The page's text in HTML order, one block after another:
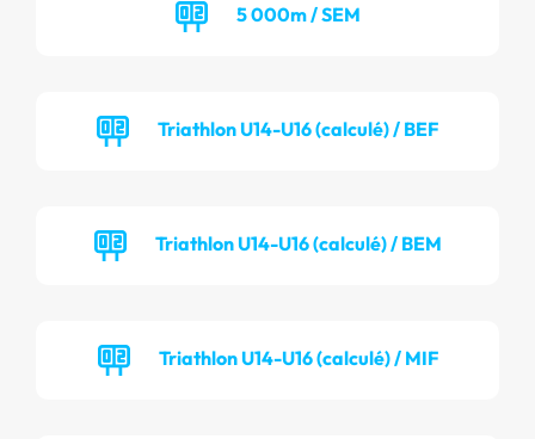
5 000m / SEM
Triathlon U14-U16 (calculé) / BEF
Triathlon U14-U16 (calculé) / BEM
Triathlon U14-U16 (calculé) / MIF